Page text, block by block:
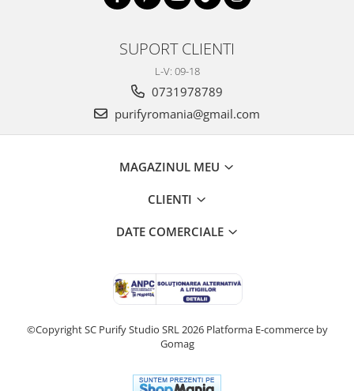
SUPORT CLIENTI
L-V: 09-18
0731978789
purifyromania@gmail.com
MAGAZINUL MEU
CLIENTI
DATE COMERCIALE
©Copyright SC Purify Studio SRL 2026 Platforma E-commerce by
Gomag